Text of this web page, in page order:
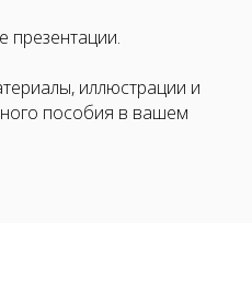
презентации.
иллюстрации и
пособия в вашем